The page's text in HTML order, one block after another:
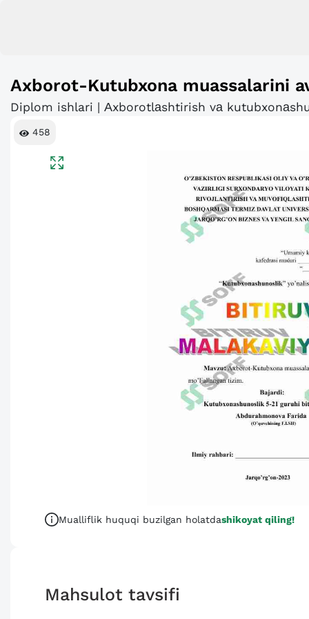
Axborot-Kutubxona muassalarini
Diplom ishlari | Аxborotlаshtirish vа
458
Mualliflik huquqi buzilgan holatdashikoyat qiling!
Mahsulot tavsifi